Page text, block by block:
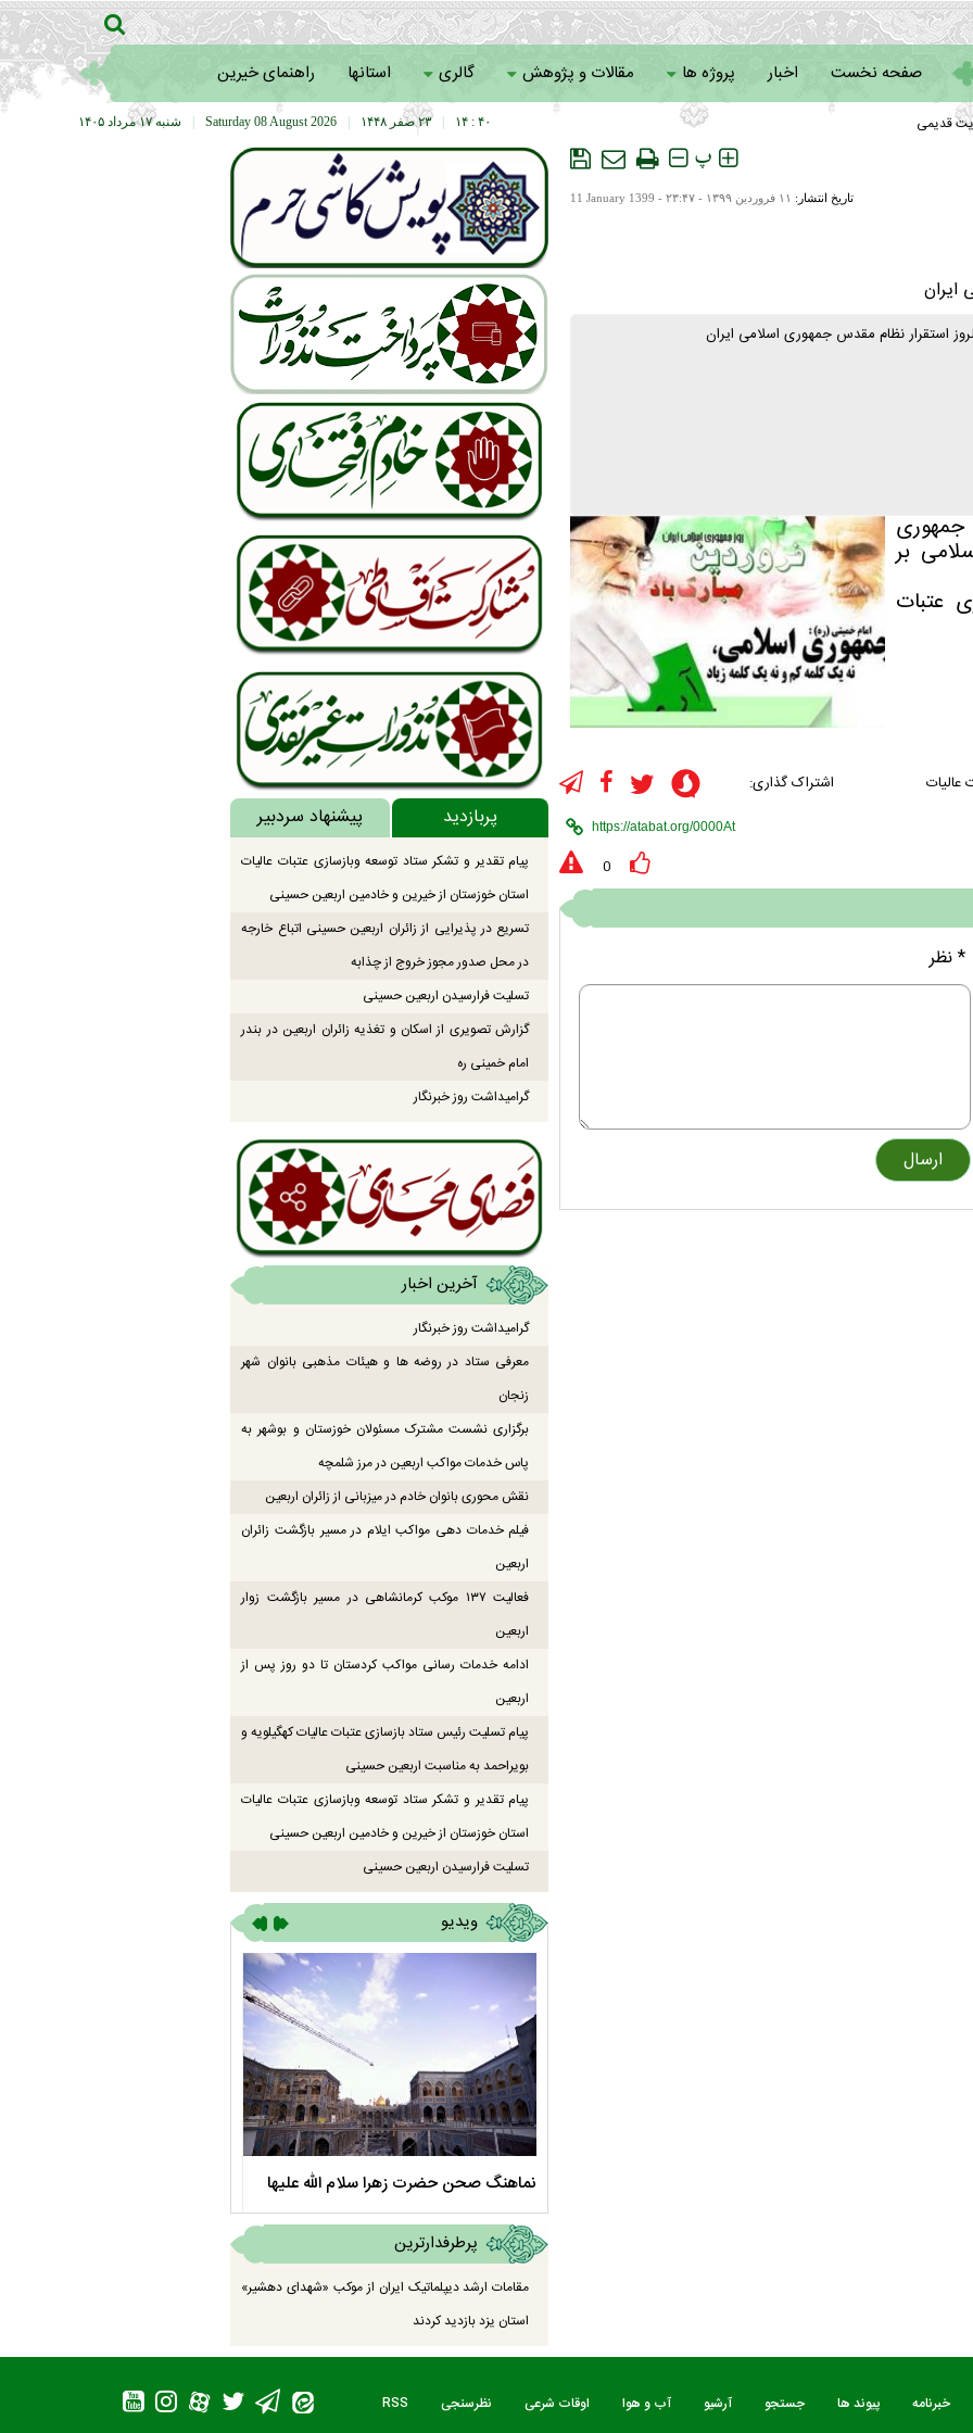
صفحه نخست اخبار پروژه ها مقالات و پژوهش گالری استانها راهنمای خیرین
سامانه خادمانقدیمی شنبه ۱۷ مرداد ۱۴۰۵ Saturday 08 August 2026 ۲۳ صفر ۱۴۴۸ ۴۰ : ۱۴
پ
تاریخ انتشار: ۱۱ فروردين ۱۳۹۹ - ۲۳:۴۷ - 11 January 1399
جمهوری
بر
عتبات
عالیات اشتراک گذاری:
0
* نظر
پربازدید پیشنهاد سردبیر
پیام تقدیر و تشکر ستاد توسعه وبازسازی عتبات عالیات
استان خوزستان از خیرین و خادمین اربعین حسینی
تسریع در پذیرایی از زائران اربعین حسینی اتباع خارجه
در محل صدور مجوز خروج از چذابه
تسلیت فرارسیدن اربعین حسینی
گزارش تصویری از اسکان و تغذیه زائران اربعین در بندر
امام خمینی ره
گرامیداشت روز خبرنگار
آخرین اخبار
گرامیداشت روز خبرنگار
معرفی ستاد در روضه ها و هیئات مذهبی بانوان شهر
زنجان
برگزاری نشست مشترک مسئولان خوزستان و بوشهر به
پاس خدمات مواکب اربعین در مرز شلمچه
نقش محوری بانوان خادم در میزبانی از زائران اربعین
فیلم خدمات دهی مواکب ایلام در مسیر بازگشت زائران
اربعین
فعالیت ۱۳۷ موکب کرمانشاهی در مسیر بازگشت زوار
اربعین
ادامه خدمات رسانی مواکب کردستان تا دو روز پس از
اربعین
پیام تسلیت رئیس ستاد بازسازی عتبات عالیات کهگیلویه و
بویراحمد به مناسبت اربعین حسینی
پیام تقدیر و تشکر ستاد توسعه وبازسازی عتبات عالیات
استان خوزستان از خیرین و خادمین اربعین حسینی
تسلیت فرارسیدن اربعین حسینی
ویدیو
نماهنگ صحن حضرت زهرا سلام الله علیها
پرطرفدارترین
مقامات ارشد دیپلماتیک ایران از موکب «شهدای دهشیر»
استان یزد بازدید کردند
خبرنامه پیوند ها جستجو آرشیو آب و هوا اوقات شرعی نظرسنجی RSS